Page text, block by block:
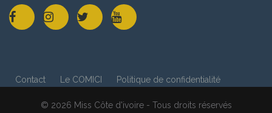
Contact Le COMICI Politique de confidentialité
© 2026 Miss Côte d'ivoire - Tous droits réservés